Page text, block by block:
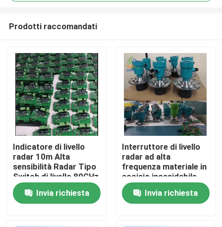
Casa
Prodotti
Video
Prodotti raccomandati
Indicatore di livello
radar 10m Alta
sensibilità Radar Tipo
Switch di livello 80GHz
Invia richiesta
Interruttore di livello
radar ad alta
frequenza materiale in
acciaio inossidabile
CNEX
Invia richiesta